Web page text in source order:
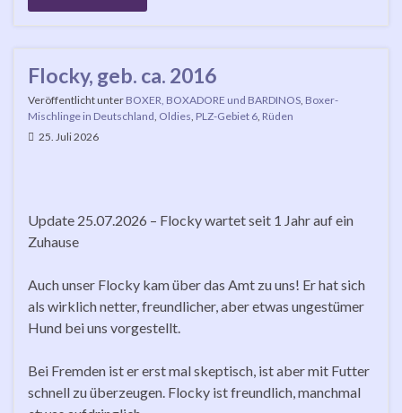
Flocky, geb. ca. 2016
Veröffentlicht unter BOXER, BOXADORE und BARDINOS Boxer-
Mischlinge in Deutschland Oldies PLZ-Gebiet 6 Rüden
25. Juli 2026
Update 25.07.2026 – Flocky wartet seit 1 Jahr auf ein
Zuhause
Auch unser Flocky kam über das Amt zu uns! Er hat sich
als wirklich netter, freundlicher, aber etwas ungestümer
Hund bei uns vorgestellt.
Bei Fremden ist er erst mal skeptisch, ist aber mit Futter
schnell zu überzeugen. Flocky ist freundlich, manchmal